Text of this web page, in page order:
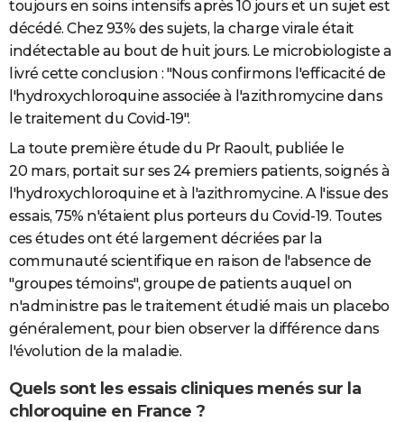
toujours en soins intensifs après 10 jours et un sujet est
décédé. Chez 93% des sujets, la charge virale était
indétectable au bout de huit jours. Le microbiologiste a
livré cette conclusion : "Nous confirmons l'efficacité de
l'hydroxychloroquine associée à l'azithromycine dans
le traitement du Covid-19".
La toute première étude du Pr Raoult, publiée le
20 mars, portait sur ses 24 premiers patients, soignés à
l'hydroxychloroquine et à l'azithromycine. A l'issue des
essais, 75% n'étaient plus porteurs du Covid-19. Toutes
ces études ont été largement décriées par la
communauté scientifique en raison de l'absence de
"groupes témoins", groupe de patients auquel on
n'administre pas le traitement étudié mais un placebo
généralement, pour bien observer la différence dans
l'évolution de la maladie.
Quels sont les essais cliniques menés sur la
chloroquine en France ?